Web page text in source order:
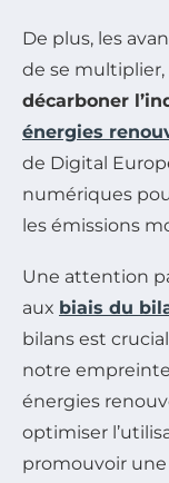
De plus, les
de se multiplier,
décarboner
énergies
de Digital
numériques
les émissions
Une attention
aux biais du
bilans est
notre
énergies
optimiser
promouvoir une